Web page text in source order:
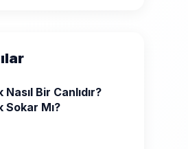
Nasıl Bir Canlıdır?
Sokar Mı?